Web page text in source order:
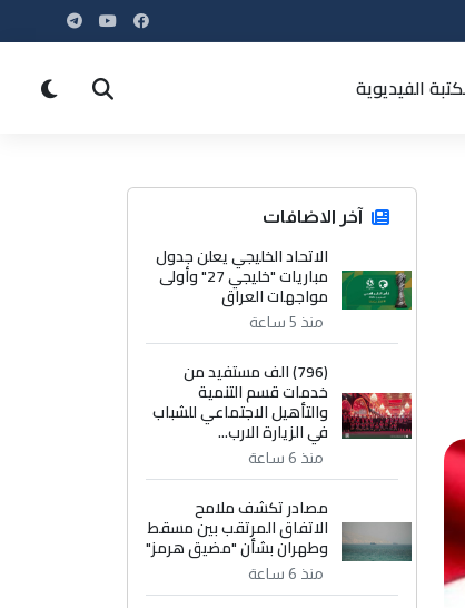
الفيديوية
آخر الاضافات
الاتحاد الخليجي يعلن جدول
مباريات "خليجي 27" وأولى
مواجهات العراق
منذ 5 ساعة
(796) الف مستفيد من
خدمات قسم التنمية
والتأهيل الاجتماعي للشباب
في الزيارة الارب...
منذ 6 ساعة
مصادر تكشف ملامح
الاتفاق المرتقب بين مسقط
وطهران بشأن "مضيق هرمز"
منذ 6 ساعة